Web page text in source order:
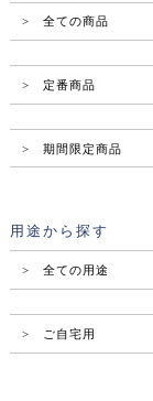
> 全ての商品
> 定番商品
> 期間限定商品
用途から探す
> 全ての用途
> ご自宅用